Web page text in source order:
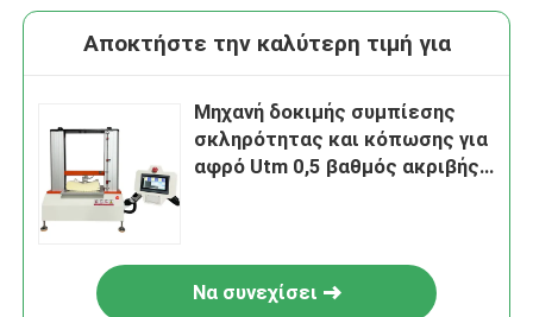
Αποκτήστε την καλύτερη τιμή για
Μηχανή δοκιμής συμπίεσης
σκληρότητας και κόπωσης για
αφρό Utm 0,5 βαθμός ακριβής
Να συνεχίσει